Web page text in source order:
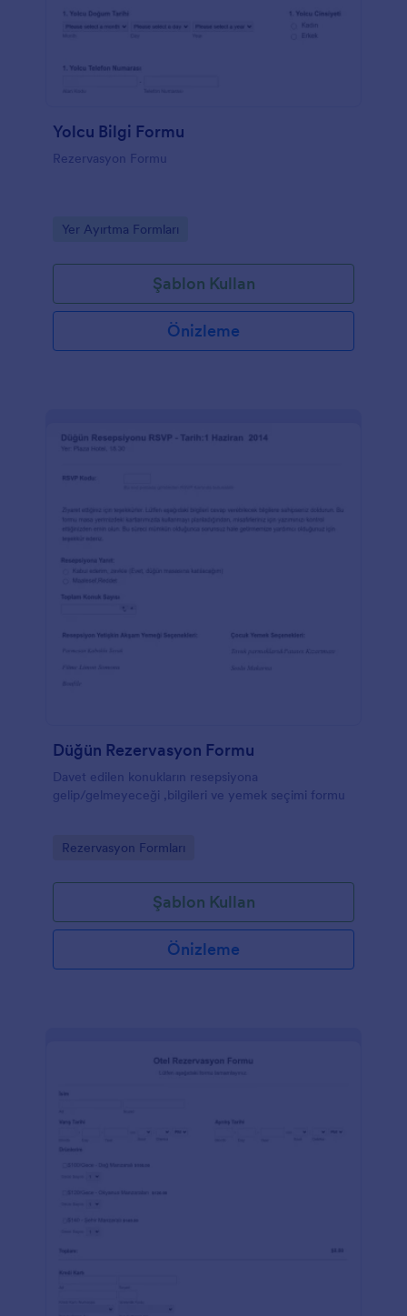
Yolcu Bilgi Formu
Rezervasyon Formu
Go to Category:
Yer Ayırtma Formları
Şablon Kullan
Önizleme
Düğün Rezervasyon Formu
Davet edilen konukların resepsiyona
gelip/gelmeyeceği ,bilgileri ve yemek seçimi formu
Go to Category:
Rezervasyon Formları
Şablon Kullan
Önizleme